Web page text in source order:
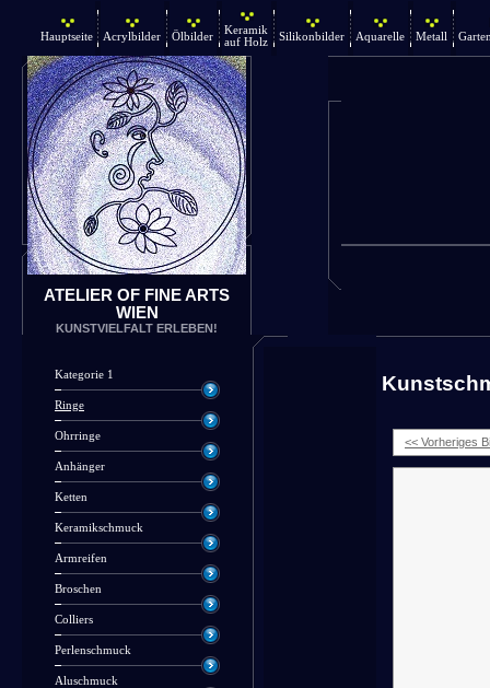
Hauptseite Acrylbilder Ölbilder
Keramik
auf Holz
Silikonbilder Aquarelle Metall
ATELIER OF FINE ARTS
WIEN
KUNSTVIELFALT ERLEBEN!
Kategorie 1
Ringe
Ohrringe
Anhänger
Ketten
Keramikschmuck
Armreifen
Broschen
Colliers
Perlenschmuck
Aluschmuck
<< Vorheriges